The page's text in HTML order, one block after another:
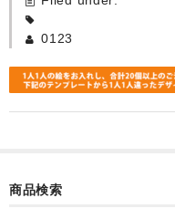
0123
商品検索